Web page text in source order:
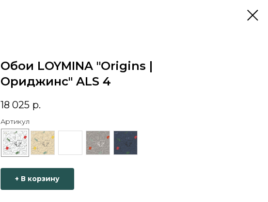
Обои LOYMINA "Origins |
Ориджинс" ALS 4
18 025 р.
Артикул
+ В корзину